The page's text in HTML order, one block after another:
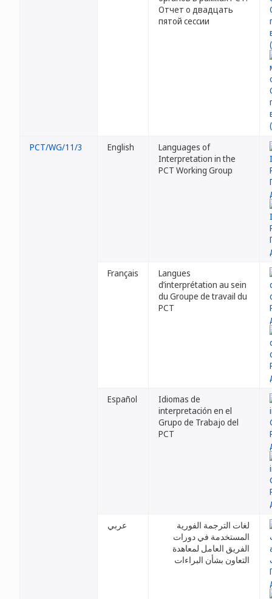
Отчет о двадцать
пятой сессии
PCT/WG/11/3 English
Languages of
Interpretation in the
PCT Working Group
Français
Langues
d’interprétation au sein
du Groupe de travail du
PCT
Español
Idiomas de
interpretación en el
Grupo de Trabajo del
PCT
عربي
لغات الترجمة الفورية
المستخدمة في دورات
الفريق العامل لمعاهدة
التعاون بشأن البراءات